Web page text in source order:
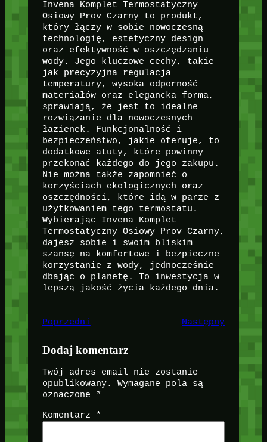
Invena Komplet Termostatyczny
Osiowy Prov Czarny to produkt,
który łączy w sobie nowoczesną
technologię, estetyczny design
oraz efektywność w oszczędzaniu
wody. Jego kluczowe cechy, takie
jak precyzyjna regulacja
temperatury, wysoka odporność
materiałów oraz elegancka forma,
sprawiają, że jest to idealne
rozwiązanie dla nowoczesnych
łazienek. Funkcjonalność i
bezpieczeństwo, jakie oferuje, to
dodatkowe atuty, które powinny
przekonać każdego do jego zakupu.
Nie można także zapomnieć o
korzyściach ekologicznych oraz
oszczędności, które idą w parze z
użytkowaniem tego termostatu.
Wybierając Invena Komplet
Termostatyczny Osiowy Prov Czarny,
dajesz sobie i swoim bliskim
szansę na komfortowe i bezpieczne
korzystanie z wody, jednocześnie
dbając o planetę. To inwestycja w
lepszą jakość życia każdego dnia.
Poprzedni Następny
Dodaj komentarz
Twój adres email nie zostanie
opublikowany.
Wymagane pola są
oznaczone
*
Komentarz *